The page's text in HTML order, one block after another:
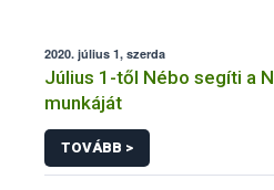
2020. július 1, szerda
Július 1-től Nébo segíti a
munkáját
TOVÁBB >